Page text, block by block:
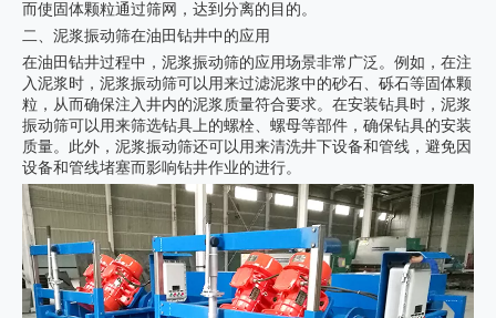
而使固体颗粒通过筛网，达到分离的目的。
二、泥浆振动筛在油田钻井中的应用
在油田钻井过程中，泥浆振动筛的应用场景非常广泛。例如，在注
入泥浆时，泥浆振动筛可以用来过滤泥浆中的砂石、砾石等固体颗
粒，从而确保注入井内的泥浆质量符合要求。在安装钻具时，泥浆
振动筛可以用来筛选钻具上的螺栓、螺母等部件，确保钻具的安装
质量。此外，泥浆振动筛还可以用来清洗井下设备和管线，避免因
设备和管线堵塞而影响钻井作业的进行。